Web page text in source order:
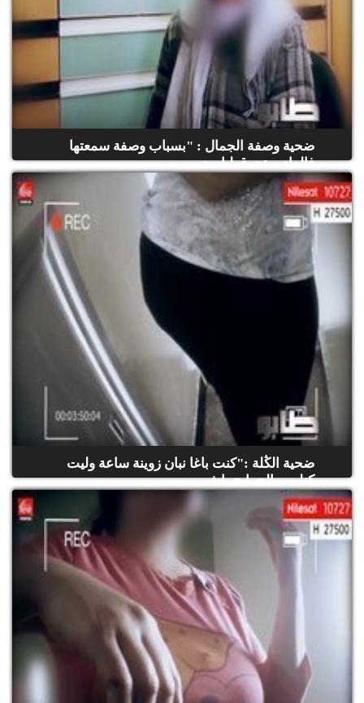
ضحية وصفة الجمال : "بسباب وصفة سمعتها
فالراديو تحرق ليا وجهي...
ضحية الڭلة :"كنت باغا نبان زوينة ساعة وليت
كنلبس الحوايج باش...